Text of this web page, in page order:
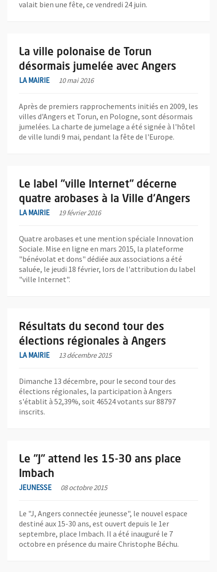
valait bien une fête, ce vendredi 24 juin.
La ville polonaise de Torun
désormais jumelée avec Angers
LA MAIRIE 10 mai 2016
Après de premiers rapprochements initiés en 2009, les
villes d'Angers et Torun, en Pologne, sont désormais
jumelées. La charte de jumelage a été signée à l'hôtel
de ville lundi 9 mai, pendant la fête de l'Europe.
Le label "ville Internet" décerne
quatre arobases à la Ville d'Angers
LA MAIRIE 19 février 2016
Quatre arobases et une mention spéciale Innovation
Sociale. Mise en ligne en mars 2015, la plateforme
"bénévolat et dons" dédiée aux associations a été
saluée, le jeudi 18 février, lors de l'attribution du label
"ville Internet".
Résultats du second tour des
élections régionales à Angers
LA MAIRIE 13 décembre 2015
Dimanche 13 décembre, pour le second tour des
élections régionales, la participation à Angers
s'établit à 52,39%, soit 46524 votants sur 88797
inscrits.
Le "J" attend les 15-30 ans place
Imbach
JEUNESSE 08 octobre 2015
Le "J, Angers connectée jeunesse", le nouvel espace
destiné aux 15-30 ans, est ouvert depuis le 1er
septembre, place Imbach. Il a été inauguré le 7
octobre en présence du maire Christophe Béchu.